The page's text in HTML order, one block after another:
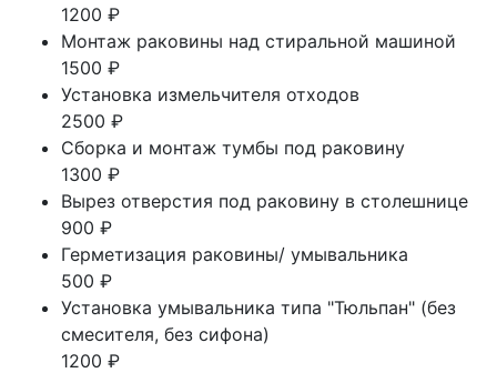
1200 ₽
Монтаж раковины над стиральной машиной
1500 ₽
Установка измельчителя отходов
2500 ₽
Сборка и монтаж тумбы под раковину
1300 ₽
Вырез отверстия под раковину в столешнице
900 ₽
Герметизация раковины/ умывальника
500 ₽
Установка умывальника типа "Тюльпан" (без
смесителя, без сифона)
1200 ₽